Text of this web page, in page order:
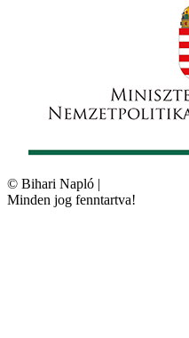
© Bihari Napló |
Minden jog fenntartva!